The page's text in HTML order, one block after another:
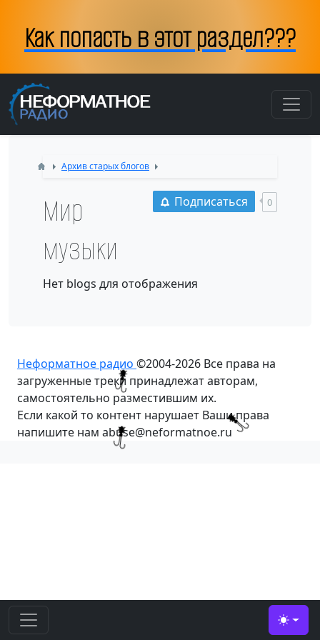
Как попасть в этот раздел???
Архив старых блогов
Подписаться 0
Мир
музыки
Нет blogs для отображения
Неформатное радио ©2004-2026 Все права на
загруженные треки принадлежат авторам,
самостоятельно разместившим их.
Если какой то контент нарушает Ваши права
напишите нам abuse@neformatnoe.ru